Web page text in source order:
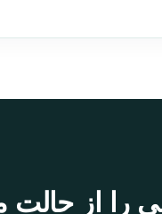
را از حالت